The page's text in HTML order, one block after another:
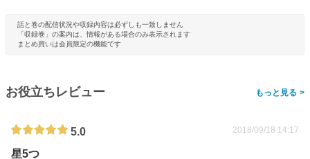
話と巻の配信状況や収録内容は必ずしも一致しません
「収録巻」の案内は、情報がある場合のみ表示されます
まとめ買いは会員限定の機能です
お役立ちレビュー >
5.0 2018/09/18 14:17
星5つ